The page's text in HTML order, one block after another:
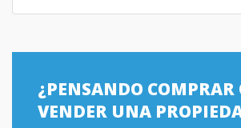
¿PENSANDO COMPRAR
VENDER UNA